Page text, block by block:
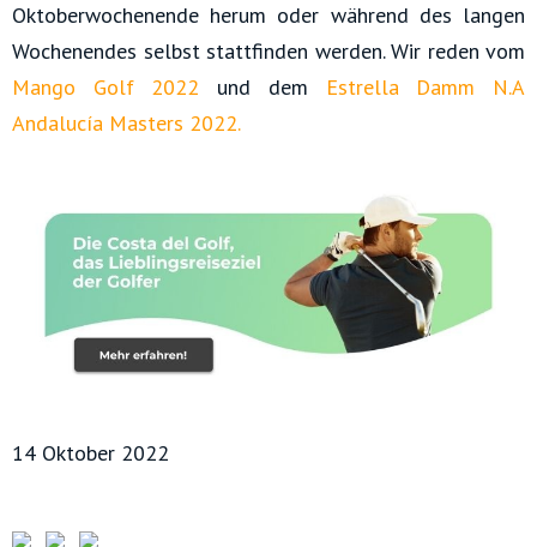
Oktoberwochenende herum oder während des langen
Wochenendes selbst stattfinden werden. Wir reden vom
Mango Golf 2022 und dem Estrella Damm N.A
Andalucía Masters 2022.
14 Oktober 2022